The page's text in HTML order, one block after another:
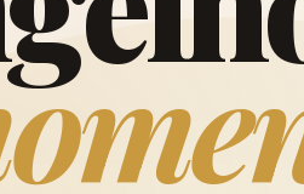
ome